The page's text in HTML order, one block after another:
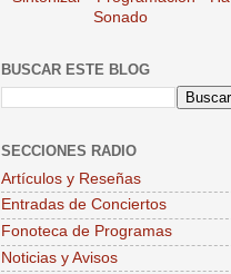
Sonado
BUSCAR ESTE BLOG
SECCIONES RADIO
Artículos y Reseñas
Entradas de Conciertos
Fonoteca de Programas
Noticias y Avisos